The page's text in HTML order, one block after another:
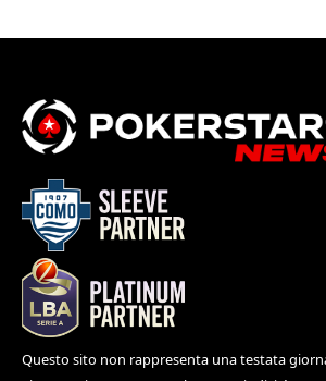
Questo sito non rappresenta una testata